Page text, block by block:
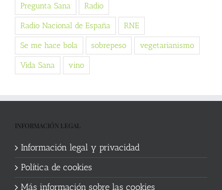
Pregunta Sana Radio
Radio Nacional de España RNE
Se me hace bola sobrepeso vegetarianismo
Vida Sana vino
INFORMACIÓN LEGAL
Información legal y privacidad
Política de cookies
Más información sobre las cookies